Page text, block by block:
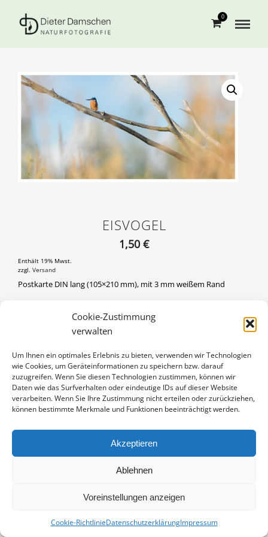
Cookie-Zustimmung
verwalten
Um Ihnen ein optimales Erlebnis zu bieten, verwenden wir Technologien
wie Cookies, um Geräteinformationen zu speichern bzw. darauf
zuzugreifen. Wenn Sie diesen Technologien zustimmen, können wir
Daten wie das Surfverhalten oder eindeutige IDs auf dieser Website
verarbeiten. Wenn Sie Ihre Zustimmung nicht erteilen oder zurückziehen,
können bestimmte Merkmale und Funktionen beeinträchtigt werden.
Akzeptieren
Ablehnen
Voreinstellungen anzeigen
Cookie-RichtlinieDatenschutzerklärungImpressum
0
EISVOGEL
1,50 €
Enthält 19% Mwst.
zzgl. Versand
Postkarte DIN lang (105×210 mm), mit 3 mm weißem Rand
IN DEN WARENKORB
Kategorie:Postkarten DIN lang
Kontakt Impressum
© Copyright Dieter Damschen 2024